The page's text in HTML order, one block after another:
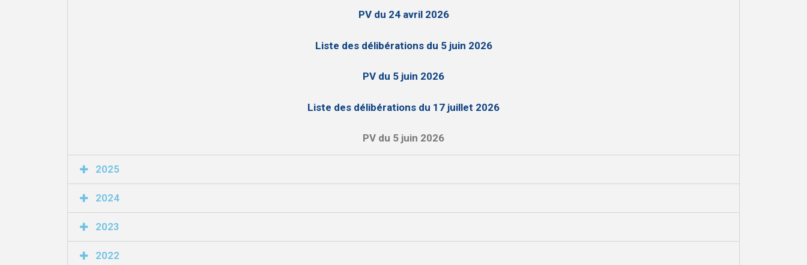
PV du 24 avril 2026
Liste des délibérations du 5 juin 2026
PV du 5 juin 2026
Liste des délibérations du 17 juillet 2026
PV du 5 juin 2026
2025
2024
2023
2022